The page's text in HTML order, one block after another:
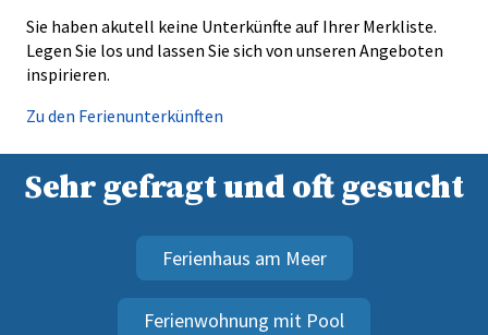
Sie haben akutell keine Unterkünfte auf Ihrer Merkliste.
Legen Sie los und lassen Sie sich von unseren Angeboten
inspirieren.
Zu den Ferienunterkünften
Sehr gefragt und oft gesucht
Ferienhaus am Meer
Ferienwohnung mit Pool